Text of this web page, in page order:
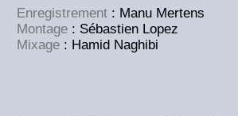
Enregistrement : Manu Mertens
Montage : Sébastien Lopez
Mixage : Hamid Naghibi